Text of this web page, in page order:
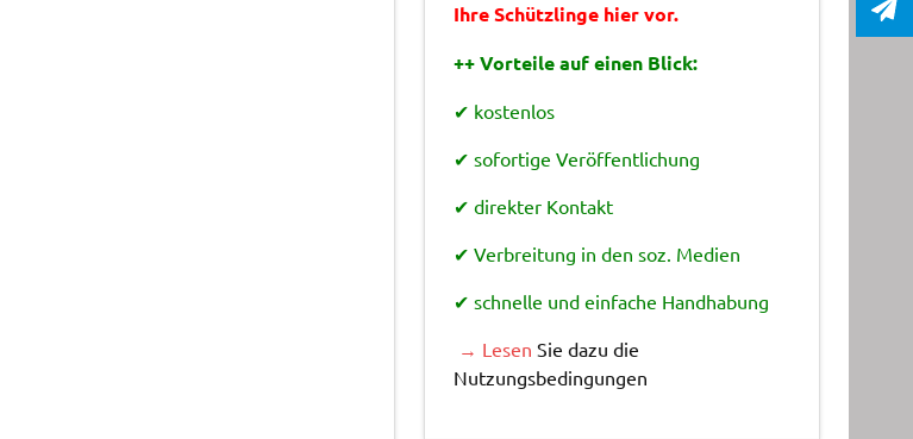
Ihre Schützlinge hier vor.
++ Vorteile auf einen Blick:
✔ kostenlos
✔ sofortige Veröffentlichung
✔ direkter Kontakt
✔ Verbreitung in den soz. Medien
✔ schnelle und einfache Handhabung
→ Lesen Sie dazu die
Nutzungsbedingungen